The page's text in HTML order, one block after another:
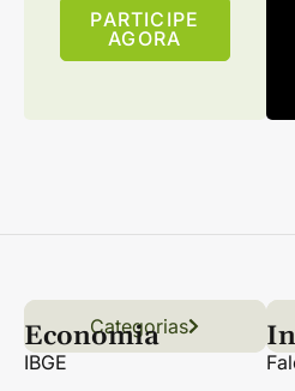
PARTICIPE
AGORA
Links úteis
Conteúdo
Florestas
Categorias
Economia
IBGE